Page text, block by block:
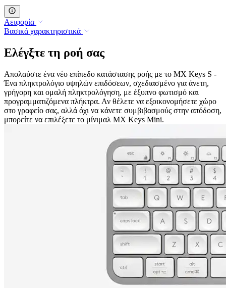
Αειφορία
Βασικά χαρακτηριστικά
Ελέγξτε τη ροή σας
Απολαύστε ένα νέο επίπεδο κατάστασης ροής με το MX Keys S -
Ένα πληκτρολόγιο υψηλών επιδόσεων, σχεδιασμένο για άνετη,
γρήγορη και ομαλή πληκτρολόγηση, με έξυπνο φωτισμό και
προγραμματιζόμενα πλήκτρα. Αν θέλετε να εξοικονομήσετε χώρο
στο γραφείο σας, αλλά όχι να κάνετε συμβιβασμούς στην απόδοση,
μπορείτε να επιλέξετε το μίνιμαλ MX Keys Mini.